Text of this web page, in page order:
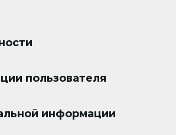
пользователя
информации